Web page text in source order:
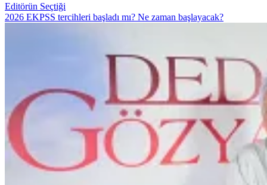
Editörün Seçtiği
2026 EKPSS tercihleri başladı mı? Ne zaman başlayacak?